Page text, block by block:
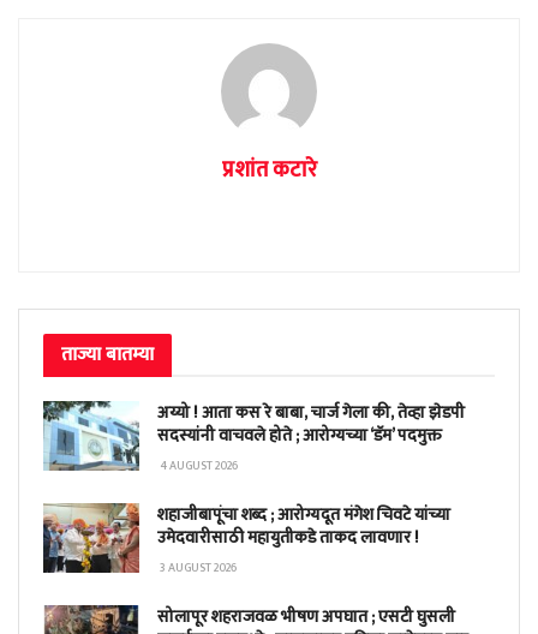
प्रशांत कटारे
ताज्या बातम्या
अय्यो ! आता कस रे बाबा, चार्ज गेला की, तेव्हा झेडपी
सदस्यांनी वाचवले होते ; आरोग्यच्या ‘डॅम’ पदमुक्त
4 AUGUST 2026
शहाजीबापूंचा शब्द ; आरोग्यदूत मंगेश चिवटे यांच्या
उमेदवारीसाठी महायुतीकडे ताकद लावणार !
3 AUGUST 2026
सोलापूर शहराजवळ भीषण अपघात ; एसटी घुसली